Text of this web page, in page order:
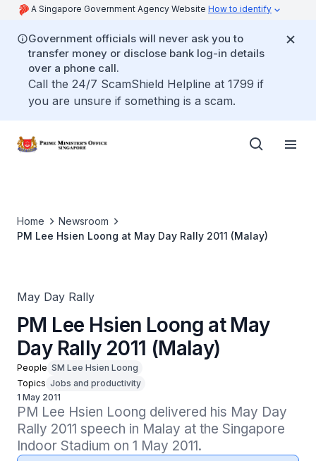
A Singapore Government Agency Website How to identify
Government officials will never ask you to
transfer money or disclose bank log-in details
over a phone call.
Call the 24/7 ScamShield Helpline at 1799 if
you are unsure if something is a scam.
Home
Newsroom
PM Lee Hsien Loong at May Day Rally 2011 (Malay)
May Day Rally
PM Lee Hsien Loong at May
Day Rally 2011 (Malay)
People SM Lee Hsien Loong
Topics Jobs and productivity
1 May 2011
PM Lee Hsien Loong delivered his May Day
Rally 2011 speech in Malay at the Singapore
Indoor Stadium on 1 May 2011.